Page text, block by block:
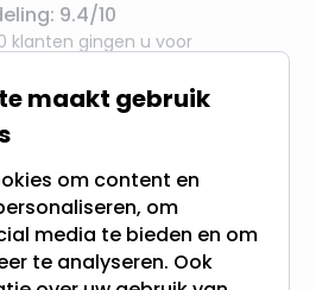
9.4/10
klanten gingen u voor
+ snel geleverd
NL & BE
Producten
maakt gebruik
om content en
om
media te bieden en om
te analyseren. Ook